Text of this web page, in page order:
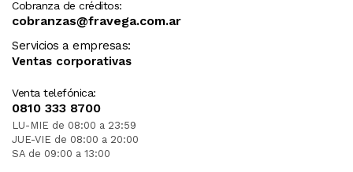
Cobranza de créditos:
cobranzas@fravega.com.ar
Servicios a empresas:
Ventas corporativas
Venta telefónica:
0810 333 8700
LU-MIE de 08:00 a 23:59
JUE-VIE de 08:00 a 20:00
SA de 09:00 a 13:00